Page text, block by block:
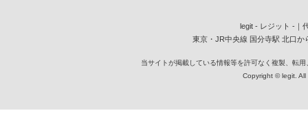
legit - レジット -
東京・JR中央線 国分寺駅 北口か
当サイトが掲載している情報等を許可なく複製、転
Copyright © legit.